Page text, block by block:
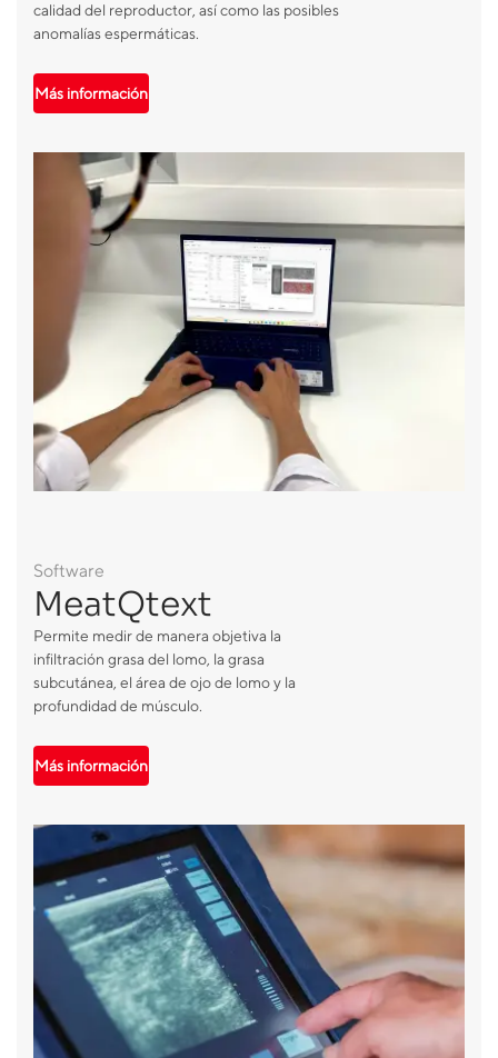
calidad del reproductor, así como las posibles
anomalías espermáticas.
Más información
Software
MeatQtext
Permite medir de manera objetiva la
infiltración grasa del lomo, la grasa
subcutánea, el área de ojo de lomo y la
profundidad de músculo.
Más información